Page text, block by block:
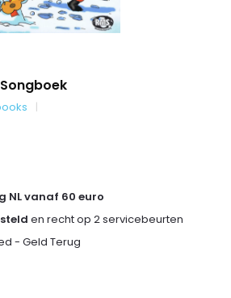
NL vanaf 60 euro
en recht op 2 servicebeurten
- Geld Terug